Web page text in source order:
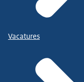
Vacatures